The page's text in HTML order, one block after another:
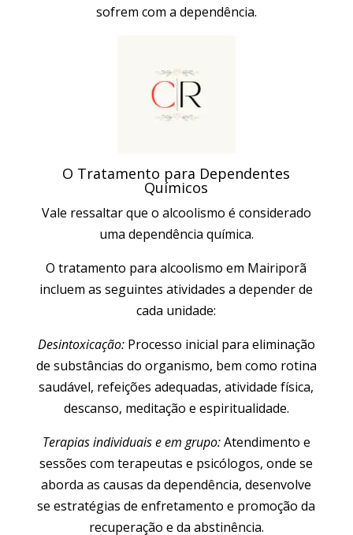
sofrem com a dependência.
O Tratamento para Dependentes
Químicos
Vale ressaltar que o alcoolismo é considerado
uma dependência química.
O tratamento para alcoolismo em Mairiporã
incluem as seguintes atividades a depender de
cada unidade:
Desintoxicação: Processo inicial para eliminação
de substâncias do organismo, bem como rotina
saudável, refeições adequadas, atividade física,
descanso, meditação e espiritualidade.
Terapias individuais e em grupo:Atendimento e
sessões com terapeutas e psicólogos, onde se
aborda as causas da dependência, desenvolve
se estratégias de enfretamento e promoção da
recuperação e da abstinência.